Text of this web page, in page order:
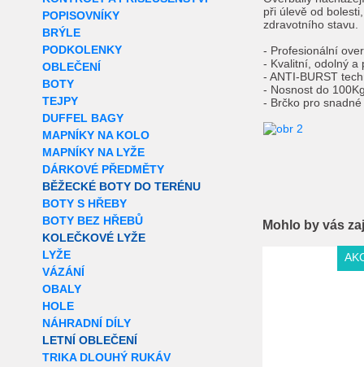
POPISOVNÍKY
BRÝLE
PODKOLENKY
OBLEČENÍ
BOTY
TEJPY
DUFFEL BAGY
MAPNÍKY NA KOLO
MAPNÍKY NA LYŽE
DÁRKOVÉ PŘEDMĚTY
BĚŽECKÉ BOTY DO TERÉNU
BOTY S HŘEBY
BOTY BEZ HŘEBŮ
KOLEČKOVÉ LYŽE
LYŽE
VÁZÁNÍ
OBALY
HOLE
NÁHRADNÍ DÍLY
LETNÍ OBLEČENÍ
TRIKA DLOUHÝ RUKÁV
při úlevě od
zdravotního stavu.
- Profesionální
- Kvalitní, odolný a
- ANTI-BURST
- Nosnost do
- Brčko pro
Mohlo by vás